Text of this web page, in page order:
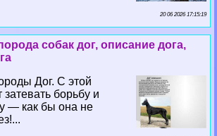
20 06 2026 17:15:19
собак дог, описание дога,
Дог. С этой
затевать борьбу и
— как бы она не